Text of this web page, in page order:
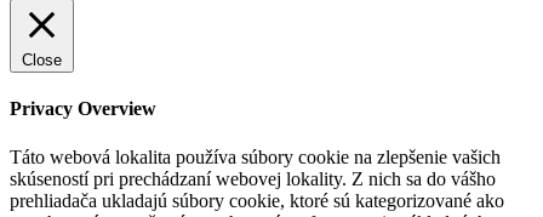
Close
Privacy Overview
Táto webová lokalita používa súbory cookie na zlepšenie vašich
skúseností pri prechádzaní webovej lokality. Z nich sa do vášho
prehliadača ukladajú súbory cookie, ktoré sú kategorizované ako